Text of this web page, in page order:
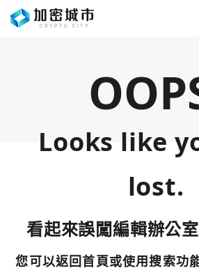
Looks like
lost.
看起來誤闖編輯辦公
您可以返回首頁或使用搜索功
使用以下帳號繼續
您已閒置5分鐘，請點擊關閉按鈕或